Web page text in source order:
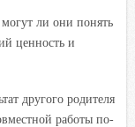
ли они понять
ценность и
другого родителя
работы по-